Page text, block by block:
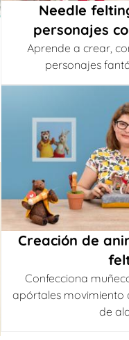
Needle
personajes
Aprende a crear,
personajes
Creación de
Confecciona
apórtales movimiento
de